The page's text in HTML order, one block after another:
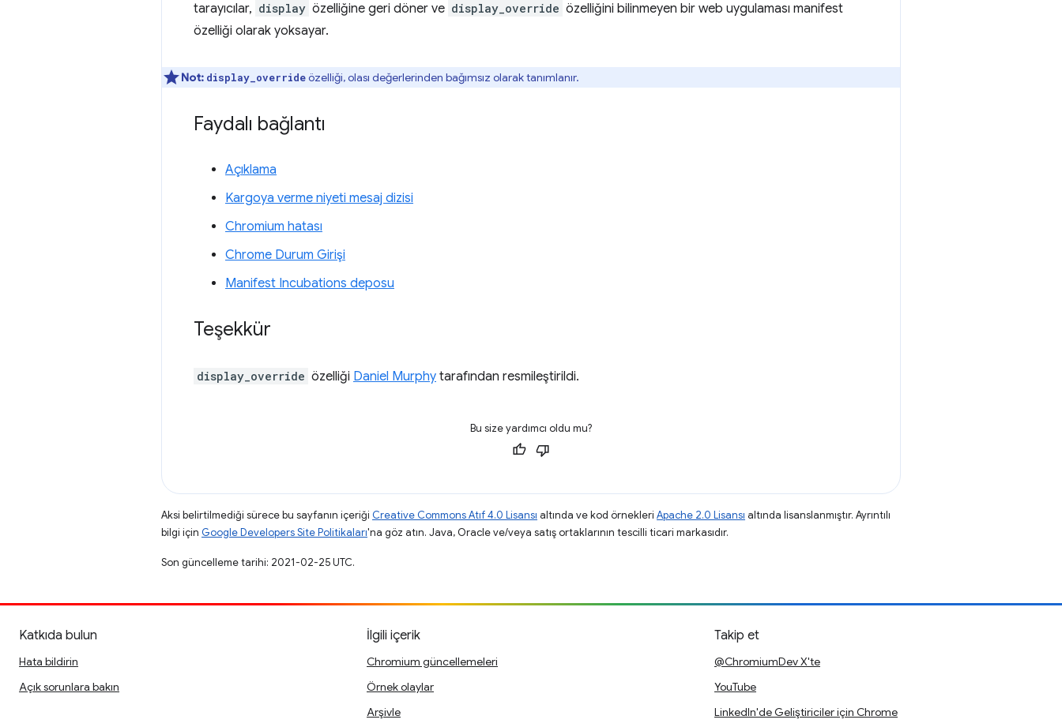
tarayıcılar, display özelliğine geri döner ve display_override özelliğini bilinmeyen bir web uygulaması manifest
özelliği olarak yoksayar.
Not: display_overrideözelliği, olası değerlerinden bağımsız olarak tanımlanır.
Faydalı bağlantı
Açıklama
Kargoya verme niyeti mesaj dizisi
Chromium hatası
Chrome Durum Girişi
Manifest Incubations deposu
Teşekkür
display_override özelliği Daniel Murphy tarafından resmileştirildi.
Bu size yardımcı oldu mu?
Aksi belirtilmediği sürece bu sayfanın içeriği Creative Commons Atıf 4.0 Lisansı altında ve kod örnekleri Apache 2.0 Lisansı altında lisanslanmıştır. Ayrıntılı
bilgi için Google Developers Site Politikaları'na göz atın. Java, Oracle ve/veya satış ortaklarının tescilli ticari markasıdır.
Son güncelleme tarihi: 2021-02-25 UTC.
Katkıda bulun
Hata bildirin
Açık sorunlara bakın
İlgili içerik
Chromium güncellemeleri
Örnek olaylar
Arşivle
Takip et
@ChromiumDev X'te
YouTube
LinkedIn'de Geliştiriciler için Chrome